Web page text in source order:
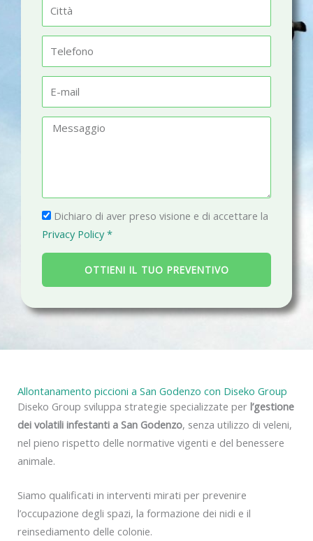
t
à
l
fm
a
g
g
i
P
r
i
a
c
Dichiaro di aver preso visione e di accettare la
Privacy Policy *
OTTIENI IL TUO PREVENTIVO
Allontanamento piccioni a San Godenzo con Diseko Group
Diseko Group sviluppa strategie specializzate per l’gestione
dei volatili infestanti a San Godenzo, senza utilizzo di veleni,
nel pieno rispetto delle normative vigenti e del benessere
animale.
Siamo qualificati in interventi mirati per prevenire
l’occupazione degli spazi, la formazione dei nidi e il
reinsediamento delle colonie.